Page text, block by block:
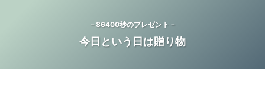
－86400秒のプレゼント－
今日という日は贈り物